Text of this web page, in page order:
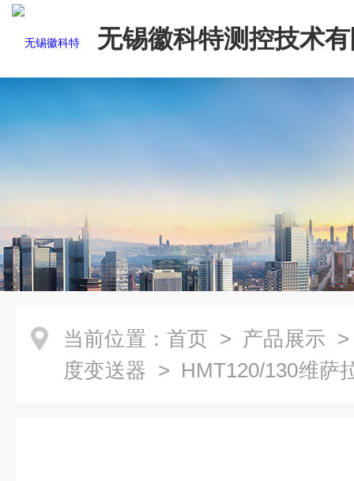
无锡徽科特测控技术
当前位置： 首页 > 产品展示
度变送器 > HMT120/130维萨